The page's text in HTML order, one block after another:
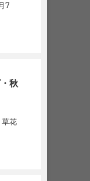
7
秋
草花